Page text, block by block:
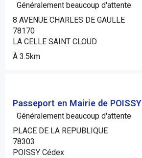
Généralement beaucoup d'attente
8 AVENUE CHARLES DE GAULLE
78170
LA CELLE SAINT CLOUD
À 3.5km
Passeport en Mairie de POISSY
Généralement beaucoup d'attente
PLACE DE LA REPUBLIQUE
78303
POISSY Cédex